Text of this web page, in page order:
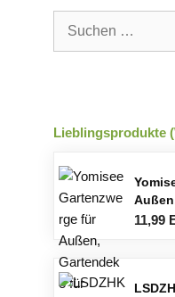
Lieblingsprodukte
11,99